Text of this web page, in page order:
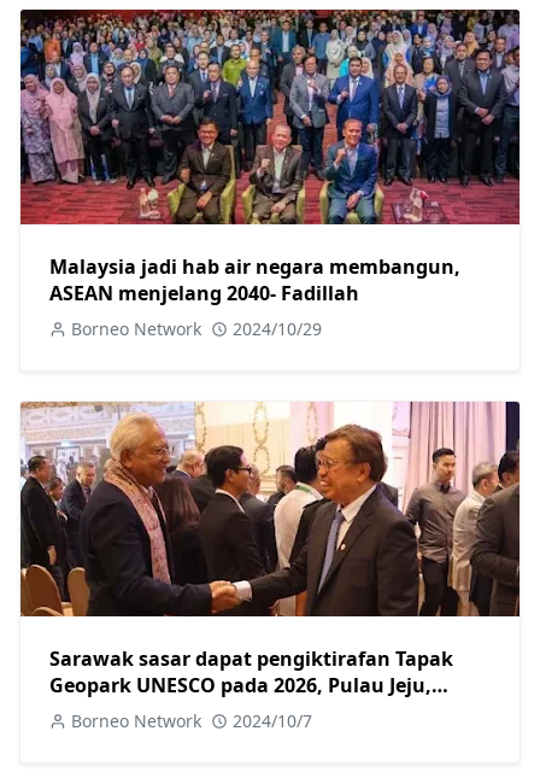
Malaysia jadi hab air negara membangun,
ASEAN menjelang 2040- Fadillah
Borneo Network 2024/10/29
Sarawak sasar dapat pengiktirafan Tapak
Geopark UNESCO pada 2026, Pulau Jeju,
Korea jadi tanda aras
Borneo Network 2024/10/7